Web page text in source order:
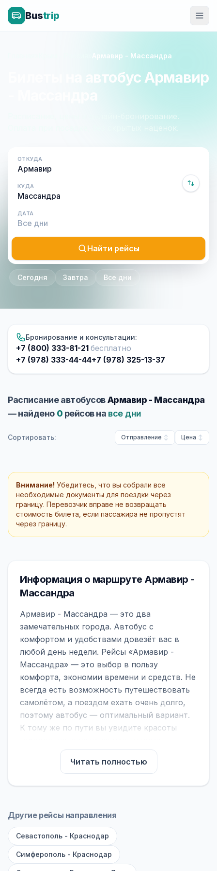
Bustrip
Армавир - Массандра
Билеты на автобус Армавир
Расписание, цены и онлайн-бронирование.
Оплата при посадке, без скрытых наценок.
ОТКУДА
КУДА
ДАТА
Найти рейсы
Сегодня Завтра Все дни
Бронирование и консультации:
+7 (800) 333-81-21 бесплатно
+7 (978) 333-44-44+7 (978) 325-13-37
Расписание автобусовАрмавир - Массандра
— найдено 0 рейсов на все дни
Сортировать: Отправление Цена
Внимание! Убедитесь, что вы собрали все
необходимые документы для поездки через
границу. Перевозчик вправе не возвращать
стоимость билета, если пассажира не пропустят
через границу.
Информация о маршруте Армавир -
Массандра
Армавир - Массандра — это два
замечательных города. Автобус с
комфортом и удобствами довезёт вас в
любой день недели. Рейсы «Армавир -
Массандра» — это выбор в пользу
комфорта, экономии времени и средств. Не
всегда есть возможность путешествовать
самолётом, а поездом ехать очень долго,
поэтому автобус — оптимальный вариант.
К тому же по пути вы увидите красоты
На нашем сайте вы можете найти
расписание автобусов Армавир -
Массандра, сравнить рейсы и выбрать
обратите внимание на микроавтобусы (8–18
большие автобусы (от 40 мест): у них лучше
подвеска и дорога ощущается меньше.
Читать полностью
Другие рейсы направления
Севастополь - Краснодар
Симферополь - Краснодар